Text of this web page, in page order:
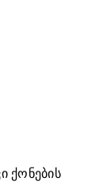
ქონების